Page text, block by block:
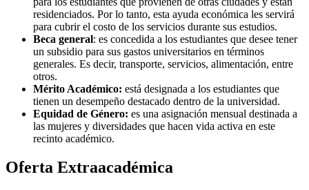
residenciados. Por lo tanto, esta ayuda económica les servirá
para cubrir el costo de los servicios durante sus estudios.
Beca general: es concedida a los estudiantes que desee tener
un subsidio para sus gastos universitarios en términos
generales. Es decir, transporte, servicios, alimentación, entre
otros.
Mérito Académico: está designada a los estudiantes que
tienen un desempeño destacado dentro de la universidad.
Equidad de Género: es una asignación mensual destinada a
las mujeres y diversidades que hacen vida activa en este
recinto académico.
Oferta Extraacadémica